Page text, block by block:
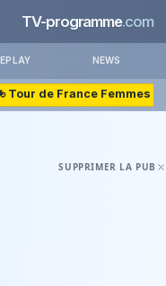
TV-programme.com
NEWS
Tour de France Femmes
SUPPRIMER LA PUB